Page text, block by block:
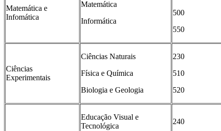
Matemática e
Infomática
Matemática
Informática
500
550
Ciências
Experimentais
Ciências Naturais
Física e Química
Biologia e Geologia
230
510
520
Educação Visual e
Tecnológica
240